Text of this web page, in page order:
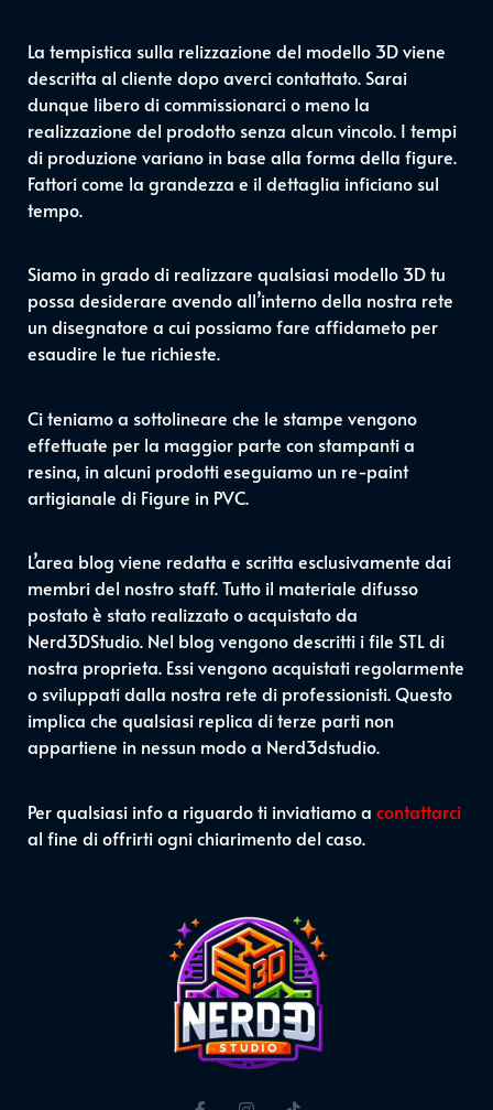
La tempistica sulla relizzazione del modello 3D viene
descritta al cliente dopo averci contattato. Sarai
dunque libero di commissionarci o meno la
realizzazione del prodotto senza alcun vincolo. I tempi
di produzione variano in base alla forma della figure.
Fattori come la grandezza e il dettaglia inficiano sul
tempo.
Siamo in grado di realizzare qualsiasi modello 3D tu
possa desiderare avendo all’interno della nostra rete
un disegnatore a cui possiamo fare affidameto per
esaudire le tue richieste.
Ci teniamo a sottolineare che le stampe vengono
effettuate per la maggior parte con stampanti a
resina, in alcuni prodotti eseguiamo un re-paint
artigianale di Figure in PVC.
L’area blog viene redatta e scritta esclusivamente dai
membri del nostro staff. Tutto il materiale difusso
postato è stato realizzato o acquistato da
Nerd3DStudio. Nel blog vengono descritti i file STL di
nostra proprieta. Essi vengono acquistati regolarmente
o sviluppati dalla nostra rete di professionisti. Questo
implica che qualsiasi replica di terze parti non
appartiene in nessun modo a Nerd3dstudio.
Per qualsiasi info a riguardo ti inviatiamo a contattarci
al fine di offrirti ogni chiarimento del caso.